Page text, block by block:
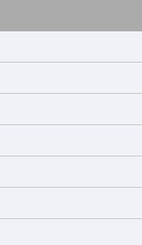
乐伴随着您生活
个说梦话的，一个
哪个?晚安各位，